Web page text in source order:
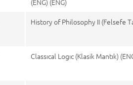
(ENG) (ENG)
History of Philosophy II (Felsefe
Classıcal Logıc (Klasik Mantık)